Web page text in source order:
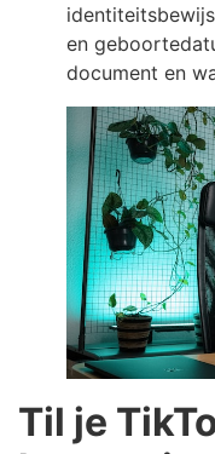
en
document en
Til je